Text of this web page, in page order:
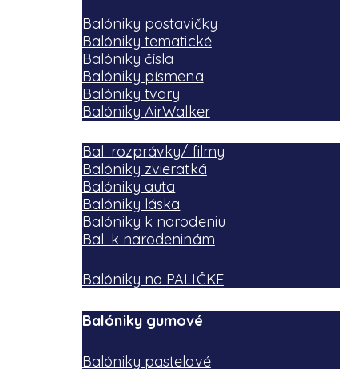
Balóniky postavičky
Balóniky tematické
Balóniky čísla
Balóniky písmena
Balóniky tvary
Balóniky AirWalker
Bal. rozprávky/ filmy
Balóniky zvieratká
Balóniky auta
Balóniky láska
Balóniky k narodeniu
Bal. k narodeninám
Balóniky na PALIČKE
Balóniky gumové
Balóniky pastelové